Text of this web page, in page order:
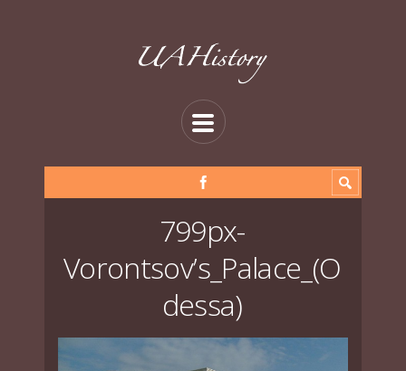
799px-
Vorontsov’s_Palace_(O
dessa)